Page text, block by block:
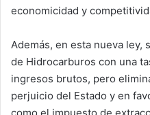
economicidad y
Además, en esta nueva ley,
de Hidrocarburos con una
ingresos brutos, pero
perjuicio del Estado y en